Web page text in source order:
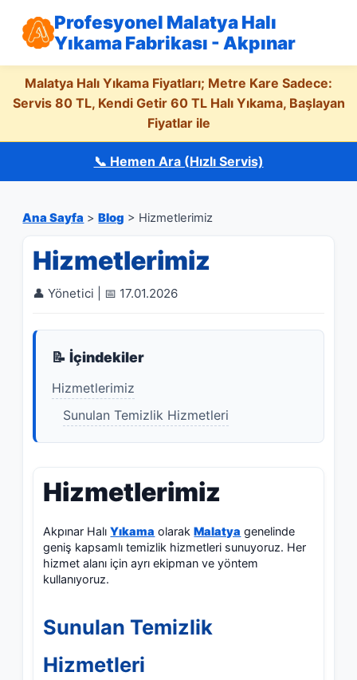
Profesyonel Malatya Halı
Yıkama Fabrikası - Akpınar
Malatya Halı Yıkama Fiyatları; Metre Kare Sadece:
Servis 80 TL, Kendi Getir 60 TL Halı Yıkama, Başlayan
Fiyatlar ile
📞 Hemen Ara (Hızlı Servis)
Ana Sayfa >Blog > Hizmetlerimiz
Hizmetlerimiz
👤 Yönetici | 📅 17.01.2026
📝 İçindekiler
Hizmetlerimiz
Sunulan Temizlik Hizmetleri
Hizmetlerimiz
Akpınar HalıYıkama olarakMalatya genelinde
geniş kapsamlı temizlik hizmetleri sunuyoruz. Her
hizmet alanı için ayrı ekipman ve yöntem
kullanıyoruz.
Sunulan Temizlik
Hizmetleri